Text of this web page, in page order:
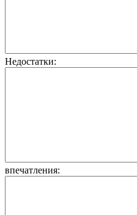
Недостатки:
впечатления: